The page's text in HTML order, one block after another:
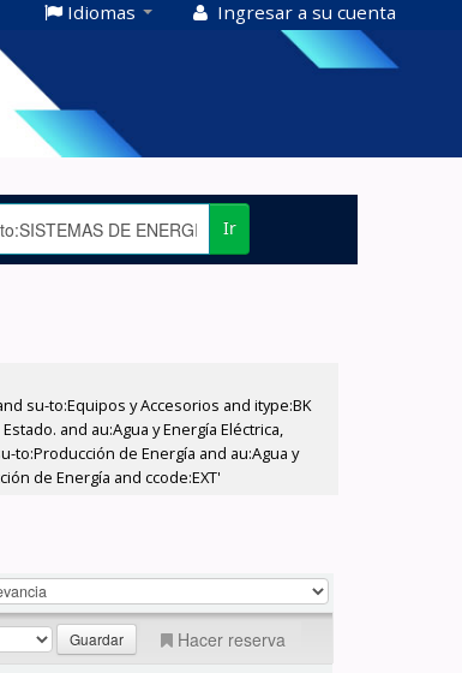
Idiomas Ingresar a su cuenta
Ir
su-to:Equipos y Accesorios and itype:BK
and au:Agua y Energía Eléctrica,
to:Producción de Energía and au:Agua y
de Energía and ccode:EXT'
Hacer reserva